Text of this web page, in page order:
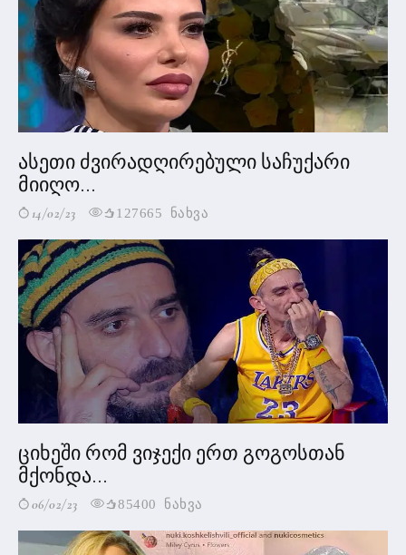
ასეთი ძვირადღირებული საჩუქარი
მიიღო...
14/02/23 127665 ნახვა
ციხეში რომ ვიჯექი ერთ გოგოსთან
მქონდა...
06/02/23 85400 ნახვა